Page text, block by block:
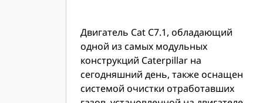
Двигатель Cat C7.1, обладающий
одной из самых модульных
конструкций Caterpillar на
сегодняшний день, также оснащен
системой очистки отработавших